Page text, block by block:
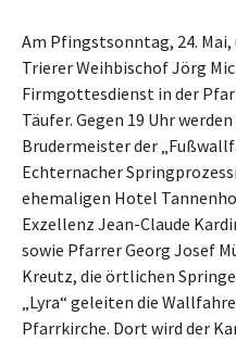
Am Pfingstsonntag, 24.
Trierer Weihbischof Jörg
Firmgottesdienst in der
Täufer. Gegen 19 Uhr
Brudermeister der
Echternacher
ehemaligen Hotel
Exzellenz Jean-Claude
sowie Pfarrer Georg Josef
Kreutz, die örtlichen
„Lyra“ geleiten die
Pfarrkirche. Dort wird der